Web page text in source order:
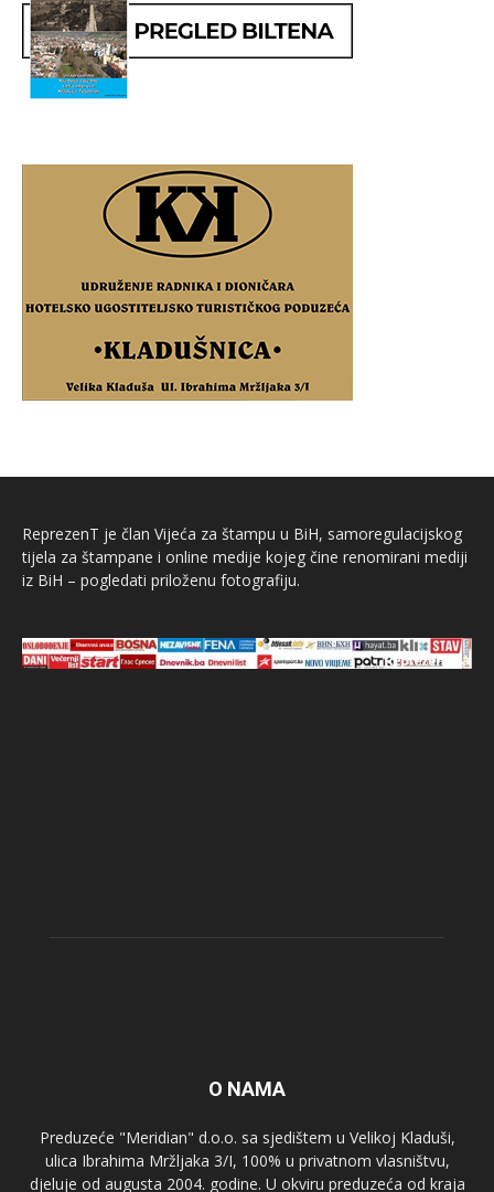
ReprezenT je član Vijeća za štampu u BiH, samoregulacijskog
tijela za štampane i online medije kojeg čine renomirani mediji
iz BiH – pogledati priloženu fotografiju.
O NAMA
Preduzeće "Meridian" d.o.o. sa sjedištem u Velikoj Kladuši,
ulica Ibrahima Mržljaka 3/I, 100% u privatnom vlasništvu,
djeluje od augusta 2004. godine. U okviru preduzeća od kraja